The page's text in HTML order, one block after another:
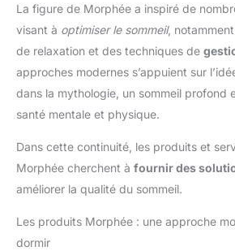
La figure de Morphée a inspiré de
visant à optimiser le sommeil,
de relaxation et des techniques de
approches modernes s’appuient sur
dans la mythologie, un sommeil profond
santé mentale et physique.
Dans cette continuité, les produits et
Morphée cherchent à fournir des
améliorer la qualité du sommeil.
Les produits Morphée : une approche
dormir